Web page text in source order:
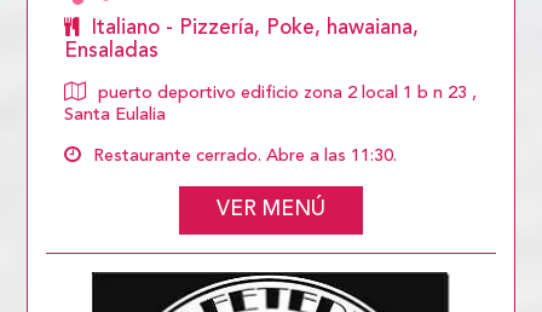
Italiano - Pizzería, Poke, hawaiana,
Ensaladas
puerto deportivo edificio zona 2 local 1 b n 23 ,
Santa Eulalia
Restaurante cerrado. Abre a las 11:30.
VER MENÚ